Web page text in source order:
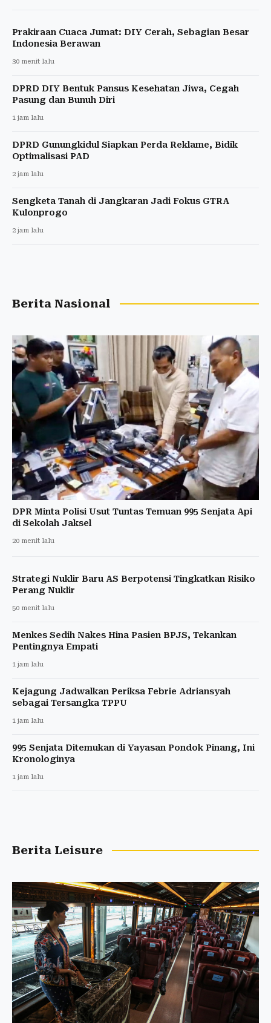
Prakiraan Cuaca Jumat: DIY Cerah, Sebagian Besar
Indonesia Berawan
30 menit lalu
DPRD DIY Bentuk Pansus Kesehatan Jiwa, Cegah
Pasung dan Bunuh Diri
1 jam lalu
DPRD Gunungkidul Siapkan Perda Reklame, Bidik
Optimalisasi PAD
2 jam lalu
Sengketa Tanah di Jangkaran Jadi Fokus GTRA
Kulonprogo
2 jam lalu
Berita Nasional
DPR Minta Polisi Usut Tuntas Temuan 995 Senjata Api
di Sekolah Jaksel
20 menit lalu
Strategi Nuklir Baru AS Berpotensi Tingkatkan Risiko
Perang Nuklir
50 menit lalu
Menkes Sedih Nakes Hina Pasien BPJS, Tekankan
Pentingnya Empati
1 jam lalu
Kejagung Jadwalkan Periksa Febrie Adriansyah
sebagai Tersangka TPPU
1 jam lalu
995 Senjata Ditemukan di Yayasan Pondok Pinang, Ini
Kronologinya
1 jam lalu
Berita Leisure